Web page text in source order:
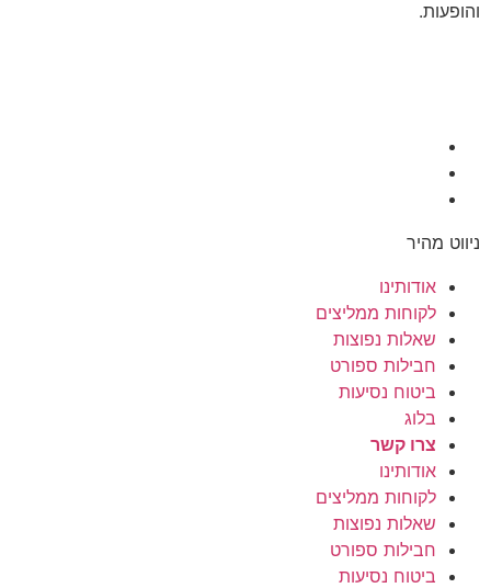
והופעות.
ניווט מהיר
אודותינו
לקוחות ממליצים
שאלות נפוצות
חבילות ספורט
ביטוח נסיעות
בלוג
צרו קשר
אודותינו
לקוחות ממליצים
שאלות נפוצות
חבילות ספורט
ביטוח נסיעות